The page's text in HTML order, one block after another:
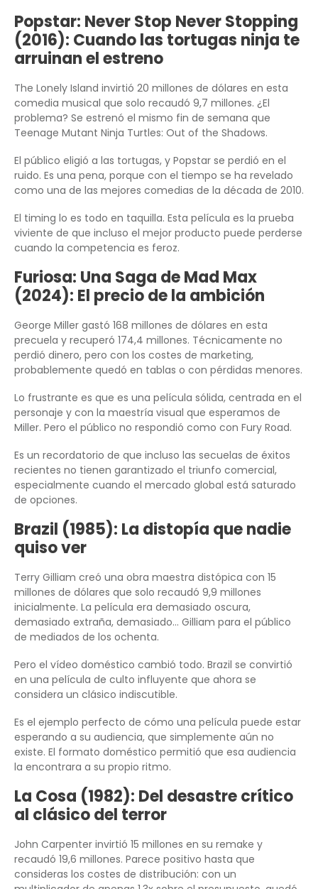
Popstar: Never Stop Never Stopping
(2016): Cuando las tortugas ninja te
arruinan el estreno
The Lonely Island invirtió 20 millones de dólares en esta
comedia musical que solo recaudó 9,7 millones. ¿El
problema? Se estrenó el mismo fin de semana que
Teenage Mutant Ninja Turtles: Out of the Shadows.
El público eligió a las tortugas, y Popstar se perdió en el
ruido. Es una pena, porque con el tiempo se ha revelado
como una de las mejores comedias de la década de 2010.
El timing lo es todo en taquilla. Esta película es la prueba
viviente de que incluso el mejor producto puede perderse
cuando la competencia es feroz.
Furiosa: Una Saga de Mad Max
(2024): El precio de la ambición
George Miller gastó 168 millones de dólares en esta
precuela y recuperó 174,4 millones. Técnicamente no
perdió dinero, pero con los costes de marketing,
probablemente quedó en tablas o con pérdidas menores.
Lo frustrante es que es una película sólida, centrada en el
personaje y con la maestría visual que esperamos de
Miller. Pero el público no respondió como con Fury Road.
Es un recordatorio de que incluso las secuelas de éxitos
recientes no tienen garantizado el triunfo comercial,
especialmente cuando el mercado global está saturado
de opciones.
Brazil (1985): La distopía que nadie
quiso ver
Terry Gilliam creó una obra maestra distópica con 15
millones de dólares que solo recaudó 9,9 millones
inicialmente. La película era demasiado oscura,
demasiado extraña, demasiado… Gilliam para el público
de mediados de los ochenta.
Pero el vídeo doméstico cambió todo. Brazil se convirtió
en una película de culto influyente que ahora se
considera un clásico indiscutible.
Es el ejemplo perfecto de cómo una película puede estar
esperando a su audiencia, que simplemente aún no
existe. El formato doméstico permitió que esa audiencia
la encontrara a su propio ritmo.
La Cosa (1982): Del desastre crítico
al clásico del terror
John Carpenter invirtió 15 millones en su remake y
recaudó 19,6 millones. Parece positivo hasta que
consideras los costes de distribución: con un